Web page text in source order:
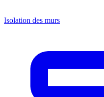
Isolation des murs